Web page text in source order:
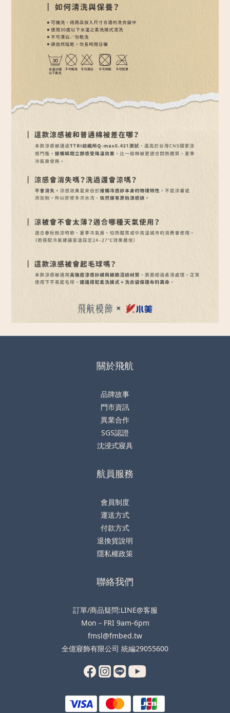
關於飛航
品牌故事
門市資訊
異業合作
SGS認證
沈浸式寢具
航員服務
會員制度
運送方式
付款方式
退換貨說明
隱私權政策
聯絡我們
訂單/商品疑問:LINE@客服
Mon－FRI 9am-6pm
fmsl@fmbed.tw
全億寢飾有限公司 統編29055600